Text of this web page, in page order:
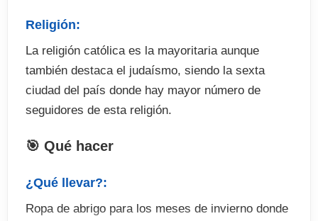
Religión:
La religión católica es la mayoritaria aunque
también destaca el judaísmo, siendo la sexta
ciudad del país donde hay mayor número de
seguidores de esta religión.
🎯 Qué hacer
¿Qué llevar?:
Ropa de abrigo para los meses de invierno donde